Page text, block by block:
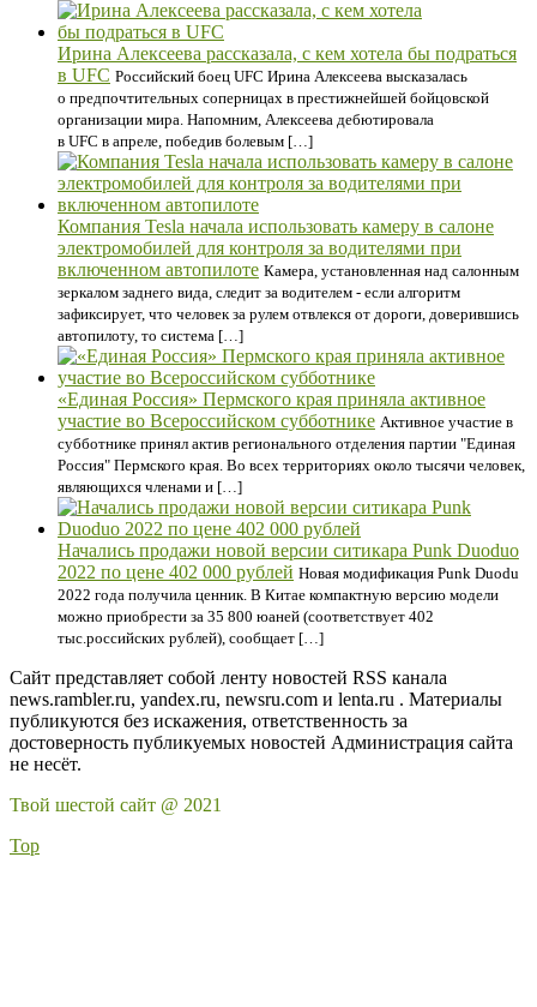
Ирина Алексеева рассказала, с кем хотела бы подраться
в UFC Российский боец UFC Ирина Алексеева высказалась
о предпочтительных соперницах в престижнейшей бойцовской
организации мира. Напомним, Алексеева дебютировала
в UFC в апреле, победив болевым […]
Компания Tesla начала использовать камеру в салоне
электромобилей для контроля за водителями при
включенном автопилоте Камера, установленная над салонным
зеркалом заднего вида, следит за водителем - если алгоритм
зафиксирует, что человек за рулем отвлекся от дороги, доверившись
автопилоту, то система […]
«Единая Россия» Пермского края приняла активное
участие во Всероссийском субботнике Активное участие в
субботнике принял актив регионального отделения партии "Единая
Россия" Пермского края. Во всех территориях около тысячи человек,
являющихся членами и […]
Начались продажи новой версии ситикара Punk Duoduo
2022 по цене 402 000 рублей Новая модификация Punk Duodu
2022 года получила ценник. В Китае компактную версию модели
можно приобрести за 35 800 юаней (соответствует 402
тыс.российских рублей), сообщает […]
Сайт представляет собой ленту новостей RSS канала
news.rambler.ru, yandex.ru, newsru.com и lenta.ru . Материалы
публикуются без искажения, ответственность за
достоверность публикуемых новостей Администрация сайта
не несёт.
Твой шестой сайт @ 2021
Top